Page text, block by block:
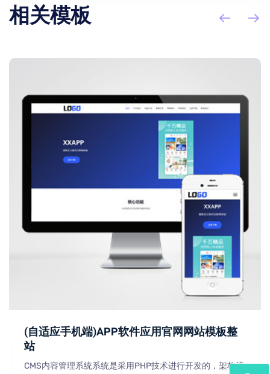
相关模板
(自适应手机端)APP软件应用官网网站模板整
站
CMS内容管理系统系统是采用PHP技术进行开发的，架构清